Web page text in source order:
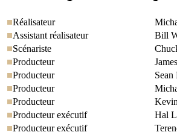
Réalisateur
Assistant réalisateur
Bill
Scénariste
Producteur
Producteur
Sean
Producteur
Producteur
Producteur exécutif
Hal
Producteur exécutif